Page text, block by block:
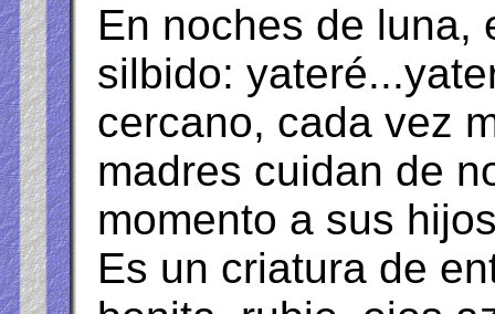
En noches de luna,
silbido:
cercano, cada vez
madres cuidan de
momento a sus
Es un criatura de